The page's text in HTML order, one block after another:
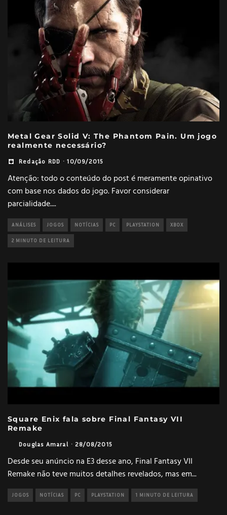
Metal Gear Solid V: The Phantom Pain. Um jogo
realmente necessário?
Redação RDD · 10/09/2015
Atenção: todo o conteúdo do post é meramente opinativo
com base nos dados do jogo. Favor considerar
parcialidade....
ANÁLISES JOGOS NOTÍCIAS PC PLAYSTATION XBOX
2 MINUTO DE LEITURA
Square Enix fala sobre Final Fantasy VII
Remake
Douglas Amaral · 28/08/2015
Desde seu anúncio na E3 desse ano, Final Fantasy VII
Remake não teve muitos detalhes revelados, mas em...
JOGOS NOTÍCIAS PC PLAYSTATION 1 MINUTO DE LEITURA